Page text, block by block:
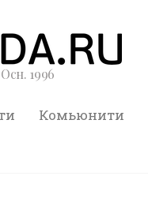
Осн. 1996
Комьюнити